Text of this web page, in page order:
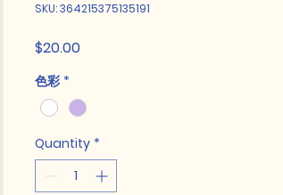
SKU: 364215375135191
$20.00Price
色彩 *
Quantity *